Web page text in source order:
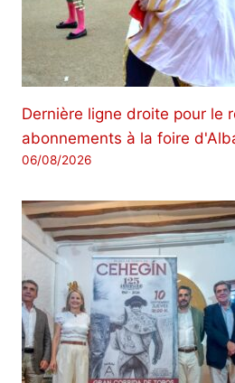
Dernière ligne droite pour le
abonnements à la foire
06/08/2026